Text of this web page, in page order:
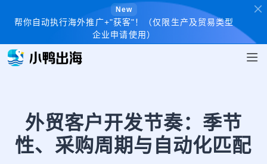
New
帮你自动执行海外推广+"获客"！（仅限生产及贸易类型
企业申请使用）
外贸客户开发节奏：季节
性、采购周期与自动化匹配